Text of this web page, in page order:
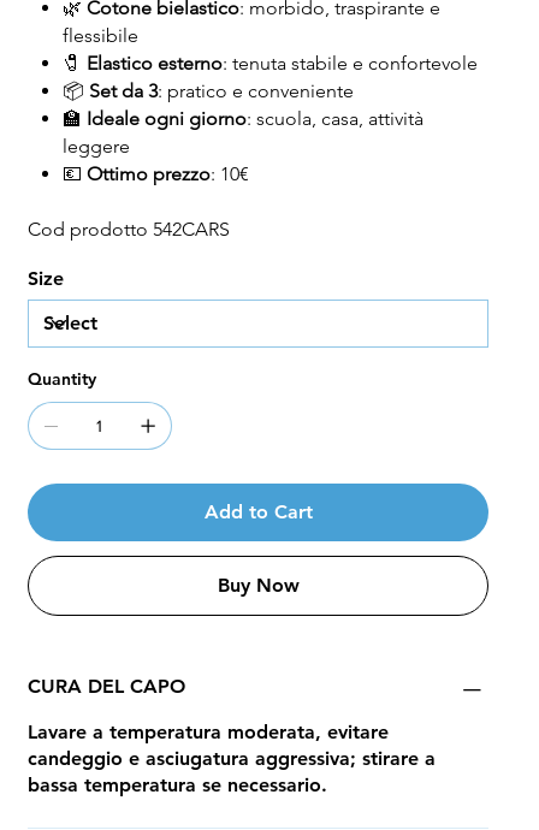
🌿 Cotone bielastico: morbido, traspirante e
flessibile
🧷 Elastico esterno: tenuta stabile e confortevole
📦 Set da 3: pratico e conveniente
🏫 Ideale ogni giorno: scuola, casa, attività
leggere
💶 Ottimo prezzo: 10€
Cod prodotto 542CARS
Size
Quantity
Add to Cart
Buy Now
CURA DEL CAPO
Lavare a temperatura moderata, evitare
candeggio e asciugatura aggressiva; stirare a
bassa temperatura se necessario.